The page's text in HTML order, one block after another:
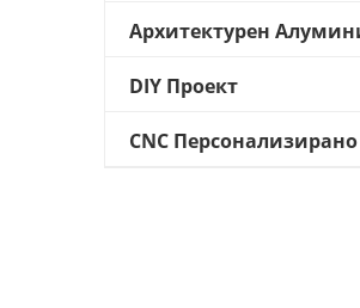
Архитектурен
DIY Проект
CNC Персонализирано